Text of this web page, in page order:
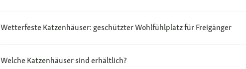
Wetterfeste Katzenhäuser: geschützter Wohlfühlplatz für Freigänger
Welche Katzenhäuser sind erhältlich?